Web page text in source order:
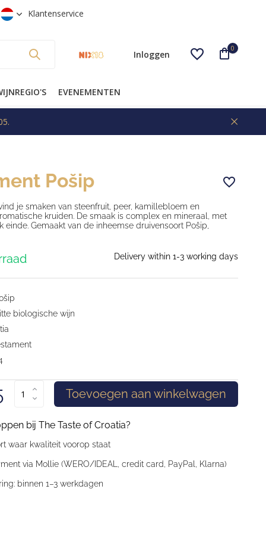
Gratis verzending vanaf €99* (NL)
Klantenservice
Inloggen
0
EVENEMENTEN
Pošip
je smaken van steenfruit, peer, kamillebloem en
kruiden. De smaak is complex en mineraal, met
einde. Gemaakt van de inheemse druivensoort Pošip,
Delivery within 1-3 working days
biologische wijn
Toevoegen aan winkelwagen
bij The Taste of Croatia?
waar kwaliteit voorop staat
via Mollie (WERO/IDEAL, credit card, PayPal, Klarna)
binnen 1–3 werkdagen